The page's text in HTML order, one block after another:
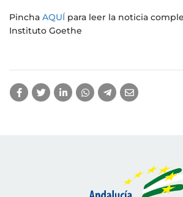
Pincha AQUÍ para leer la noticia
Instituto Goethe